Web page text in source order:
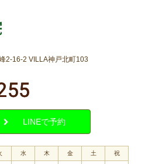
2-16-2 VILLA神戸北町103
LINEで予約
水 木 金 土 祝